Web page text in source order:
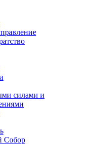
силами и
Собор